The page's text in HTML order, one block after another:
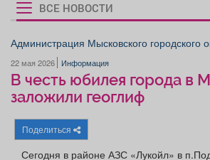
Работа
Афиша Обучение
Рукбрики
новостей
ВСЕ НОВОСТИ
Администрация Мысковского городского
22 мая 2026 Информация
В честь юбилея города в
заложили геоглиф
Поделиться
Сегодня в районе АЗС «Лукойл» в